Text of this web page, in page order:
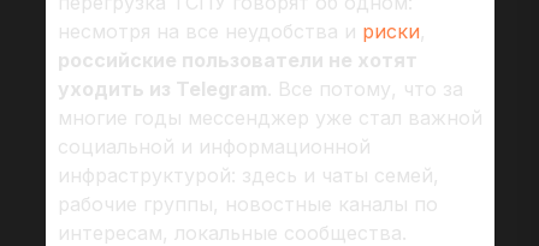
несмотря на все неудобства и риски,
российские пользователи не хотят
уходить из Telegram. Все потому, что за
многие годы мессенджер уже стал важной
социальной и информационной
инфраструктурой: здесь и чаты семей,
рабочие группы, новостные каналы по
интересам, локальные сообщества.